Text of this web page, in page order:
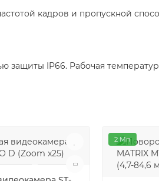
кадров и пропускной
IP66. Рабочая
2 Мп